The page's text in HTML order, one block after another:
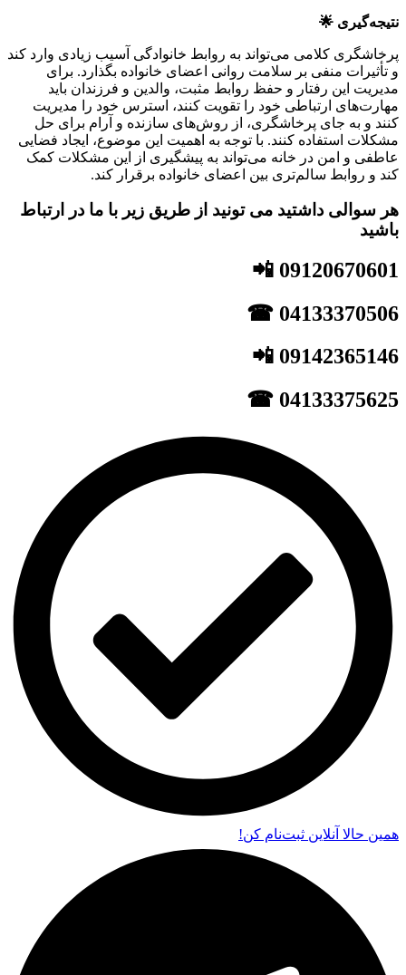
نتیجه‌گیری 🌟
پرخاشگری کلامی می‌تواند به روابط خانوادگی آسیب زیادی وارد کند
و تأثیرات منفی بر سلامت روانی اعضای خانواده بگذارد. برای
مدیریت این رفتار و حفظ روابط مثبت، والدین و فرزندان باید
مهارت‌های ارتباطی خود را تقویت کنند، استرس خود را مدیریت
کنند و به جای پرخاشگری، از روش‌های سازنده و آرام برای حل
مشکلات استفاده کنند. با توجه به اهمیت این موضوع، ایجاد فضایی
عاطفی و امن در خانه می‌تواند به پیشگیری از این مشکلات کمک
کند و روابط سالم‌تری بین اعضای خانواده برقرار کند.
هر سوالی داشتید می تونید از طریق زیر با ما در ارتباط
باشید
09120670601 📲
04133370506 ☎
09142365146 📲
04133375625 ☎
همین حالا آنلاین ثبت‌نام کن!